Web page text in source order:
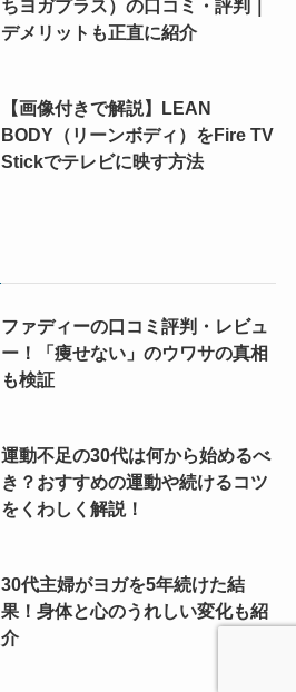
ちヨガプラス）の口コミ・評判｜
デメリットも正直に紹介
【画像付きで解説】LEAN
BODY（リーンボディ）をFire TV
Stickでテレビに映す方法
ファディーの口コミ評判・レビュ
ー！「痩せない」のウワサの真相
も検証
運動不足の30代は何から始めるべ
き？おすすめの運動や続けるコツ
をくわしく解説！
30代主婦がヨガを5年続けた結
果！身体と心のうれしい変化も紹
介